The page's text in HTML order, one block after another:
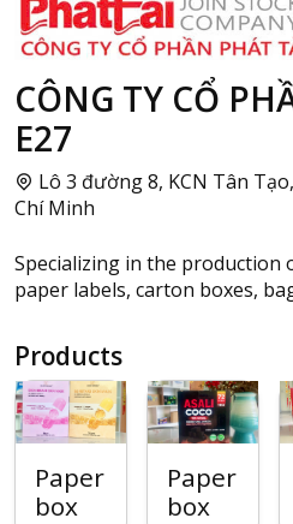
CÔNG TY CỔ
E27
Lô 3 đường 8, KCN Tân
Chí Minh
Specializing in the production
paper labels, carton boxes,
Products
Paper
box
Paper
box